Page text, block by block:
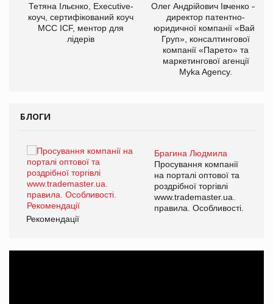
Тетяна Ільєнко, Executive-
коуч, сертифікований коуч
МСС ICF, ментор для
лідерів
Олег Андрійович Івченко —
директор патентно-
юридичної компанії «Вайз
Груп», консалтингової
компанії «Парето» та
маркетингової агенції
Myka Agency.
БЛОГИ
Брагина Людмила
Просування компанії
на порталі оптової та
роздрібної торгівлі
www.trademaster.ua.
правила. Особливості.
Рекомендації